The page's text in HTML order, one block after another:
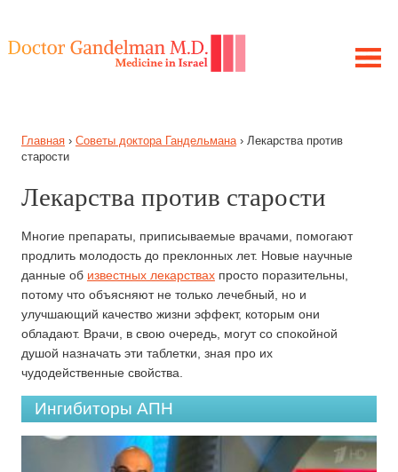
МОЯ ИСТОРИЯ
ПОЛУЧИТЕ КОНСУЛЬТАЦИЮ
СОВЕТЫ ГАНДЕЛЬМАНА
Главная › Советы доктора Гандельмана › Лекарства против
старости
Лекарства против старости
Многие препараты, приписываемые врачами, помогают
продлить молодость до преклонных лет. Новые научные
данные об известных лекарствахпросто поразительны,
потому что объясняют не только лечебный, но и
улучшающий качество жизни эффект, которым они
обладают. Врачи, в свою очередь, могут со спокойной
душой назначать эти таблетки, зная про их
чудодейственные свойства.
Ингибиторы АПН